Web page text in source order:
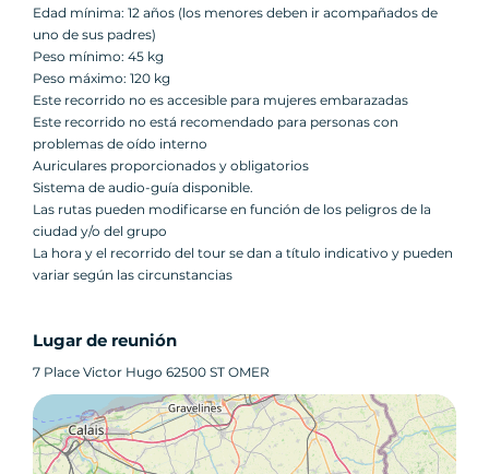
Edad mínima: 12 años (los menores deben ir acompañados de
uno de sus padres)
Peso mínimo: 45 kg
Peso máximo: 120 kg
Este recorrido no es accesible para mujeres embarazadas
Este recorrido no está recomendado para personas con
problemas de oído interno
Auriculares proporcionados y obligatorios
Sistema de audio-guía disponible.
Las rutas pueden modificarse en función de los peligros de la
ciudad y/o del grupo
La hora y el recorrido del tour se dan a título indicativo y pueden
variar según las circunstancias
Lugar de reunión
7 Place Victor Hugo 62500 ST OMER